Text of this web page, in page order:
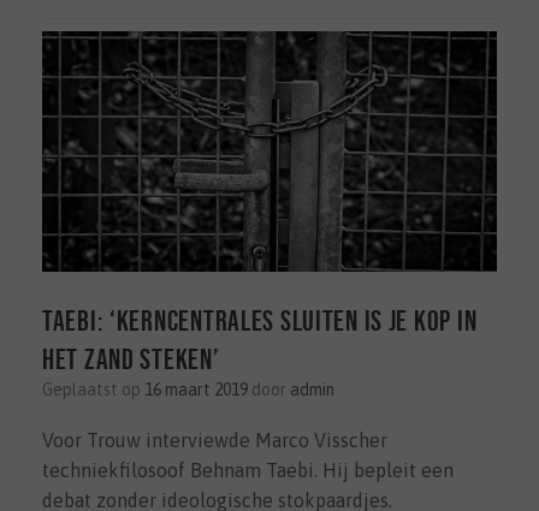
Taebi: ‘Kerncentrales sluiten is je kop in
het zand steken’
Geplaatst op 16 maart 2019 door admin
Voor Trouw interviewde Marco Visscher
techniekfilosoof Behnam Taebi. Hij bepleit een
debat zonder ideologische stokpaardjes.